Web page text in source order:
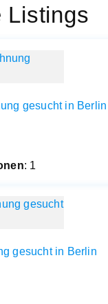
Listings
gesucht in Berlin
: 1
gesucht in Berlin